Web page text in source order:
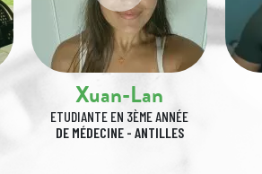
Xuan-Lan
ETUDIANTE EN 3ÈME ANNÉE
DE MÉDECINE - ANTILLES